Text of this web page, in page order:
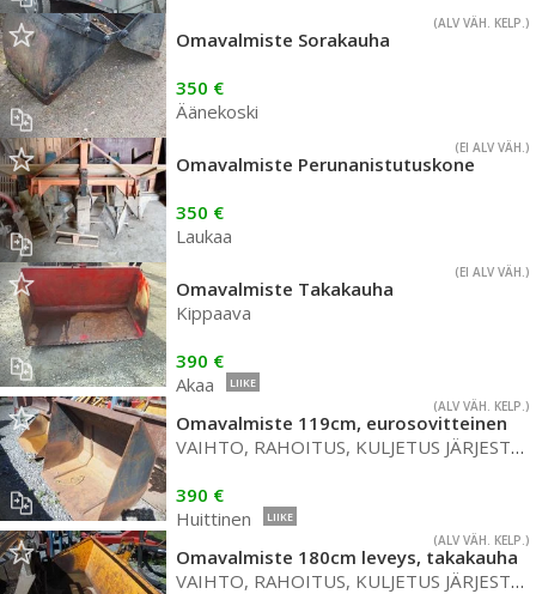
(ALV VÄH. KELP.)
Omavalmiste Sorakauha
350 €
Äänekoski
(EI ALV VÄH.)
Omavalmiste Perunanistutuskone
350 €
Laukaa
(EI ALV VÄH.)
Omavalmiste Takakauha
Kippaava
390 €
Akaa
LIIKE
(ALV VÄH. KELP.)
Omavalmiste 119cm, eurosovitteinen
VAIHTO, RAHOITUS, KULJETUS JÄRJESTYY
390 €
Huittinen
LIIKE
(ALV VÄH. KELP.)
Omavalmiste 180cm leveys, takakauha
VAIHTO, RAHOITUS, KULJETUS JÄRJESTYY